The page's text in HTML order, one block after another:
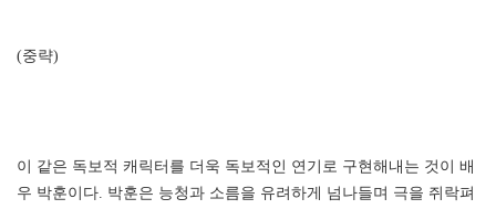
(중략)
이 같은 독보적 캐릭터를 더욱 독보적인 연기로 구현해내는 것이 배
우 박훈이다. 박훈은 능청과 소름을 유려하게 넘나들며 극을 쥐락펴